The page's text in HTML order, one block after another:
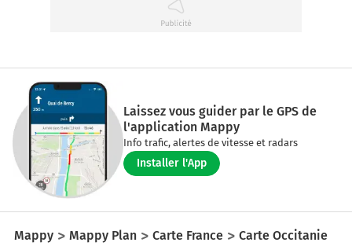
Laissez vous guider par le GPS de
l'application Mappy
Info trafic, alertes de vitesse et radars
Installer l'App
Mappy Mappy Plan Carte France
Carte Occitanie